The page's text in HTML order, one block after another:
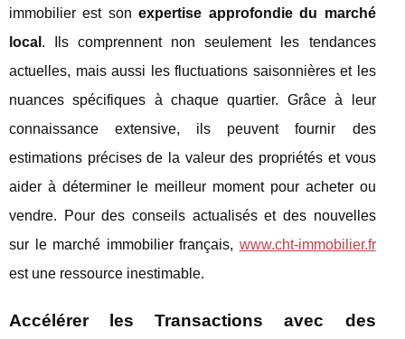
immobilier est sonexpertise approfondie du marché
local . Ils comprennent non seulement les tendances
actuelles, mais aussi les fluctuations saisonnières et les
nuances spécifiques à chaque quartier. Grâce à leur
connaissance extensive, ils peuvent fournir des
estimations précises de la valeur des propriétés et vous
aider à déterminer le meilleur moment pour acheter ou
vendre. Pour des conseils actualisés et des nouvelles
sur le marché immobilier français, www.cht-immobilier.fr
est une ressource inestimable.
Accélérer les Transactions avec des